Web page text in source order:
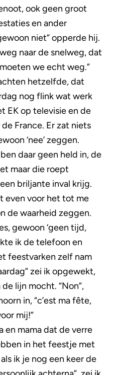
ook geen groot
en ander
niet” opperde hij.
naar de snelweg, dat
we echt weg.”
hetzelfde, dat
nog flink wat werk
EK op televisie en de
France. Er zat niets
‘nee’ zeggen.
daar geen held in, de
maar die roept
briljante inval krijg.
even voor het tot me
de waarheid zeggen.
gewoon ‘geen tijd,
ik de telefoon en
feestvarken zelf nam
zei ik opgewekt,
lijn mocht. “Non”,
in, “c’est ma fête,
mij!”
en mama dat de verre
in het feestje met
ik je nog een keer de